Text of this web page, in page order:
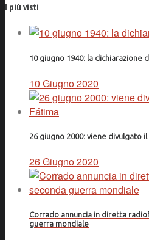
I più visti
10 giugno 1940: la dichiarazione
10 Giugno 2020
26 giugno 2000: viene divulgato
26 Giugno 2020
Corrado annuncia in diretta
guerra mondiale